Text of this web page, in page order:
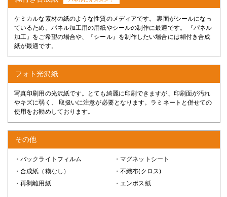
ケミカルな素材の紙のような性質のメディアです。 裏面がシールになっ
ているため、パネル加工用の用紙やシールの制作に最適です。 『パネル
加工』をご希望の場合や、『シール』を制作したい場合には糊付き合成
紙が最適です。
フォト光沢紙
写真印刷用の光沢紙です。とても綺麗に印刷できますが、印刷面が汚れ
やキズに弱く、 取扱いに注意が必要となります。ラミネートと併せての
使用をお勧めしております。
その他
・バックライトフィルム
・マグネットシート
・合成紙（糊なし）
・不織布(クロス)
・再剥離用紙
・エンボス紙